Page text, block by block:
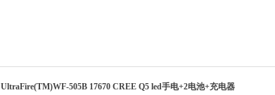
UltraFire(TM)WF-505B 17670 CREE Q5 led手电+2电池+充电器